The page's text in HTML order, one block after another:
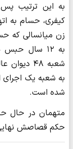
به این ترتیب
کیفری، حسام به
زن میانسالی که
به ۱۲ سال
شعبه ۴۸
به شعبه یک اجرای
شده است.
متهمان در حال
حکم قصاصش نهایی